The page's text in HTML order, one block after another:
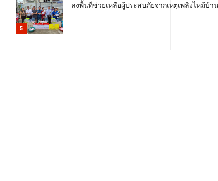
5
ลงพื้นที่ช่วยเหลือผู้ประสบภัยจากเหตุเพลิงไหม้บ้